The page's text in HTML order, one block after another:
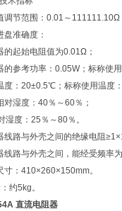
调节范围：0.01～111111.10Ω
盘准确度：
的起始电阻值为0.01Ω；
的参考功率：0.05W；标称使
度：20±0.5℃；标称使用温度
对湿度：40％～60％；
湿度：25％～80％。
线路与外壳之间的绝缘电阻
线路与外壳之间，能经受频率
寸：410×260×150mm。
约5kg。
直流电阻器